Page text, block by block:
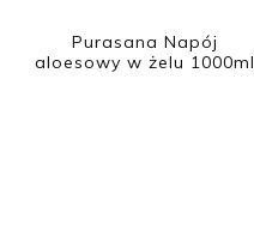
Purasana Napój
aloesowy w żelu 1000ml